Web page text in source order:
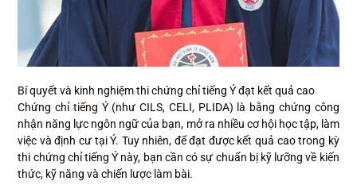
Bí quyết và kinh nghiệm thi chứng chỉ tiếng Ý đạt kết quả cao
Chứng chỉ tiếng Ý(như CILS, CELI, PLIDA) là bằng chứng công
nhận năng lực ngôn ngữ của bạn, mở ra nhiều cơ hội học tập, làm
việc và định cư tại Ý. Tuy nhiên, để đạt được kết quả cao trong kỳ
thi chứng chỉ tiếng Ý này, bạn cần có sự chuẩn bị kỹ lưỡng về kiến
thức, kỹ năng và chiến lược làm bài.